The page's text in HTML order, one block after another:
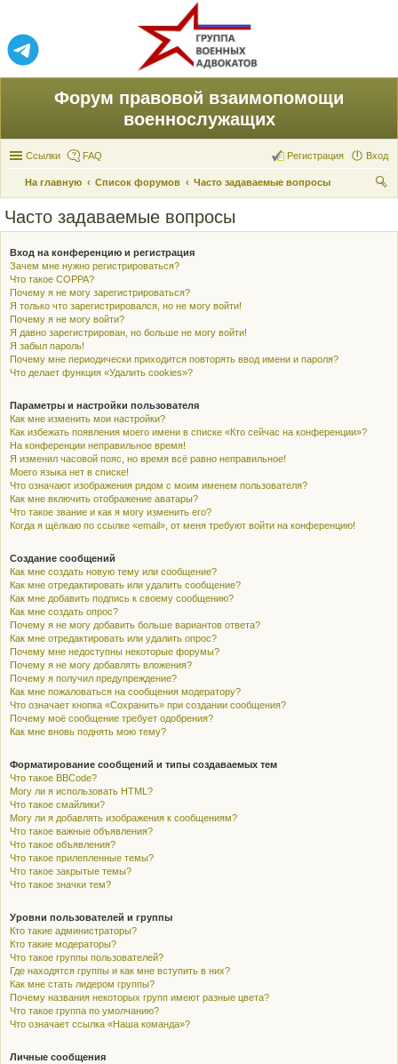
Форум правовой взаимопомощи
военнослужащих
Ссылки FAQ Вход
Регистрация
На главную Список форумов
Часто задаваемые вопросы
Часто задаваемые вопросы
Вход на конференцию и регистрация
Зачем мне нужно регистрироваться?
Что такое COPPA?
Почему я не могу зарегистрироваться?
Я только что зарегистрировался, но не могу войти!
Почему я не могу войти?
Я давно зарегистрирован, но больше не могу войти!
Я забыл пароль!
Почему мне периодически приходится повторять ввод имени и пароля?
Что делает функция «Удалить cookies»?
Параметры и настройки пользователя
Как мне изменить мои настройки?
Как избежать появления моего имени в списке «Кто сейчас на конференции»?
На конференции неправильное время!
Я изменил часовой пояс, но время всё равно неправильное!
Моего языка нет в списке!
Что означают изображения рядом с моим именем пользователя?
Как мне включить отображение аватары?
Что такое звание и как я могу изменить его?
Когда я щёлкаю по ссылке «email», от меня требуют войти на конференцию!
Создание сообщений
Как мне создать новую тему или сообщение?
Как мне отредактировать или удалить сообщение?
Как мне добавить подпись к своему сообщению?
Как мне создать опрос?
Почему я не могу добавить больше вариантов ответа?
Как мне отредактировать или удалить опрос?
Почему мне недоступны некоторые форумы?
Почему я не могу добавлять вложения?
Почему я получил предупреждение?
Как мне пожаловаться на сообщения модератору?
Что означает кнопка «Сохранить» при создании сообщения?
Почему моё сообщение требует одобрения?
Как мне вновь поднять мою тему?
Форматирование сообщений и типы создаваемых тем
Что такое BBCode?
Могу ли я использовать HTML?
Что такое смайлики?
Могу ли я добавлять изображения к сообщениям?
Что такое важные объявления?
Что такое объявления?
Что такое прилепленные темы?
Что такое закрытые темы?
Что такое значки тем?
Уровни пользователей и группы
Кто такие администраторы?
Кто такие модераторы?
Что такое группы пользователей?
Где находятся группы и как мне вступить в них?
Как мне стать лидером группы?
Почему названия некоторых групп имеют разные цвета?
Что такое группа по умолчанию?
Что означает ссылка «Наша команда»?
Личные сообщения